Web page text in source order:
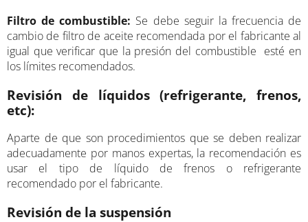
Filtro de combustible: Se debe seguir la frecuencia de
cambio de filtro de aceite recomendada por el fabricante al
igual que verificar que la presión del combustible esté en
los límites recomendados.
Revisión de líquidos (refrigerante, frenos,
etc):
Aparte de que son procedimientos que se deben realizar
adecuadamente por manos expertas, la recomendación es
usar el tipo de líquido de frenos o refrigerante
recomendado por el fabricante.
Revisión de la suspensión